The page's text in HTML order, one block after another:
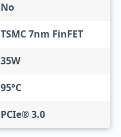
No
TSMC 7nm FinFET
35W
95°C
PCIe® 3.0